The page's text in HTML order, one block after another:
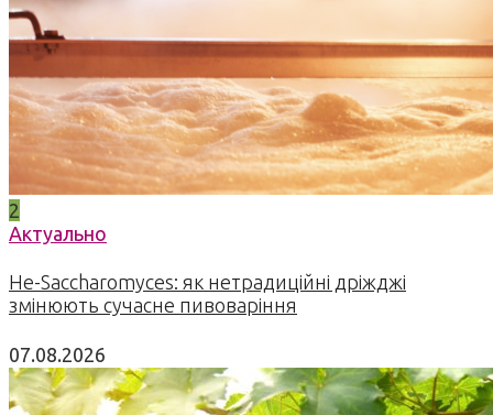
2
Актуально
Не-Saccharomyces: як нетрадиційні дріжджі
змінюють сучасне пивоваріння
07.08.2026